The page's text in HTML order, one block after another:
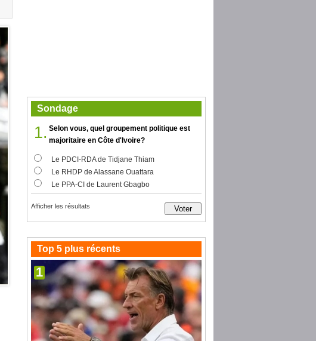
Sondage
Selon vous, quel groupement politique est
majoritaire en Côte d'Ivoire?
1.
Le PDCI-RDA de Tidjane Thiam
Le RHDP de Alassane Ouattara
Le PPA-CI de Laurent Gbagbo
Afficher les résultats
Top 5 plus récents
1